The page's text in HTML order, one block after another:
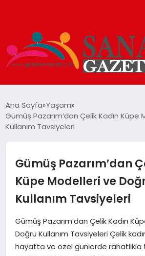
TEKNOLOJI
YAŞAM
EKONOMI
SAĞLIK
Ana Sayfa Yaşam
Gümüş Pazarım’dan Çelik Kadın Küpe
Kullanım Tavsiyeleri
Gümüş Pazarım’dan
Küpe Modelleri ve
Kullanım Tavsiyeleri
Gümüş Pazarım’dan Çelik Kadın
Doğru Kullanım Tavsiyeleri Çelik
hayatta ve özel günlerde rahatlıkla